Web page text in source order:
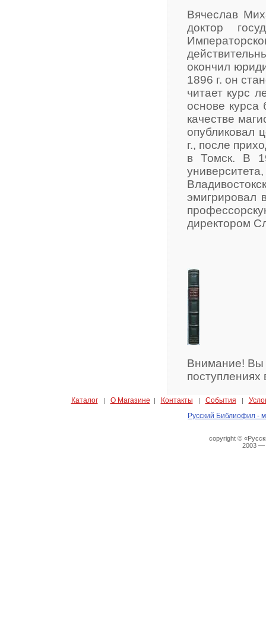
Вячеслав
доктор
окончил
1896 г. он
читает курс
основе
качестве
опубликовал
г., после
в Томск. В
эмигрировал
директором
Внимание! Вы
Каталог| О Магазине | Контакты | События |
Русский Библиофил -
copyright ©
2003 —